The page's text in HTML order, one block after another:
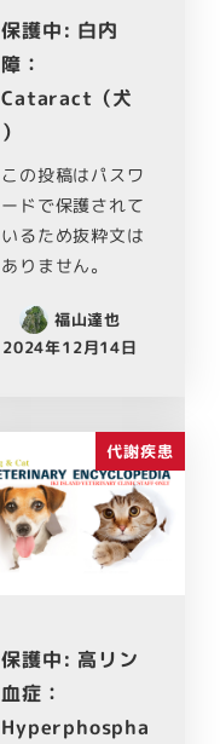
保護中: 白内
障：
Cataract（犬
）
この投稿はパスワ
ードで保護されて
いるため抜粋文は
ありません。
福山達也
2024年12月14日
代謝疾患
保護中: 高リン
血症：
Hyperphospha